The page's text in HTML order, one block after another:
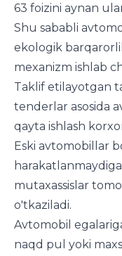
63 foizini aynan
Shu sababli
ekologik
mexanizm ishlab
Taklif etilayotgan
tenderlar asosida
qayta ishlash
Eski avtomobillar
mutaxassislar
o'tkaziladi.
Avtomobil
naqd pul yoki